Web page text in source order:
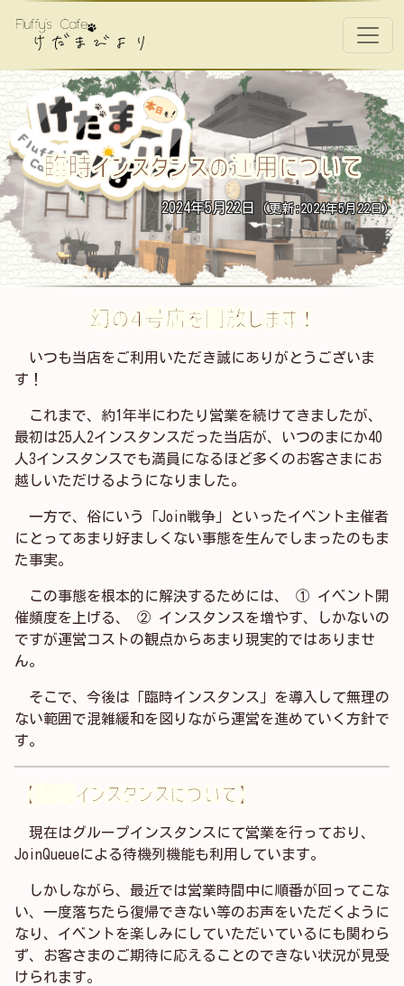
メインナビゲーション
臨時インスタンスの運用について
2024年5月22日 (更新:2024年5月22日)
幻の4号店を開放します！
いつも当店をご利用いただき誠にありがとうございま
す！
これまで、約1年半にわたり営業を続けてきましたが、
最初は25人2インスタンスだった当店が、いつのまにか40
人3インスタンスでも満員になるほど多くのお客さまにお
越しいただけるようになりました。
一方で、俗にいう「Join戦争」といったイベント主催者
にとってあまり好ましくない事態を生んでしまったのもま
た事実。
この事態を根本的に解決するためには、 ① イベント開
催頻度を上げる、 ② インスタンスを増やす、しかないの
ですが運営コストの観点からあまり現実的ではありませ
ん。
そこで、今後は「臨時インスタンス」を導入して無理の
ない範囲で混雑緩和を図りながら運営を進めていく方針で
す。
【臨時インスタンスについて】
現在はグループインスタンスにて営業を行っており、
JoinQueueによる待機列機能も利用しています。
しかしながら、最近では営業時間中に順番が回ってこな
い、一度落ちたら復帰できない等のお声をいただくように
なり、イベントを楽しみにしていただいているにも関わら
ず、お客さまのご期待に応えることのできない状況が見受
けられます。